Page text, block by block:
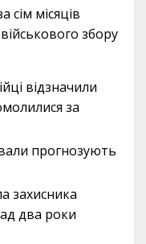
сім місяців
збору
відзначили
за
прогнозують
захисника
два роки